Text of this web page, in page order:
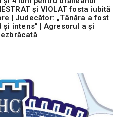
și VIOLAT fosta iubită
| Judecător: „Tânăra a fost
intens” | Agresorul a și